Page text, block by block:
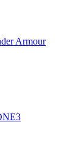
Armour